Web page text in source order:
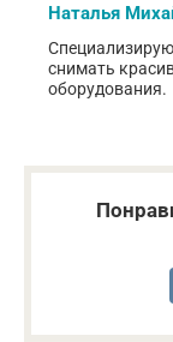
Наталья
снимать
оборудования.